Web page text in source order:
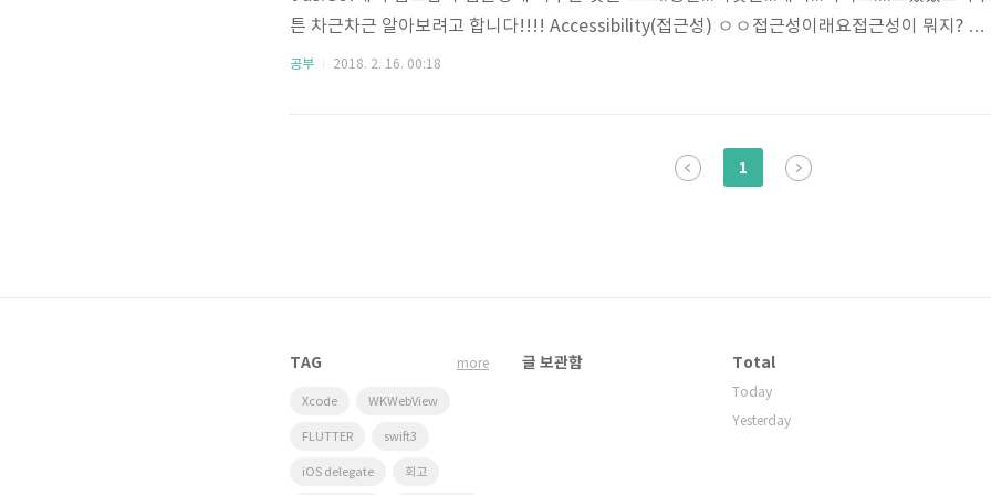
튼 차근차근 알아보려고 합니다!!!! Accessibility(접근성) ㅇㅇ접근성이래요접근성이 뭐지? 산
업 디자인, 사용자 인터페이스 디자인, 건축, 시스템 공학, 인간공학 등의 분야에서 쓰이는 용어
때 쓰이는 말이다. 접근성이 높다는 것은 이러한 제한 사항을 가진 사용자도 불편 없이 사용할 수
공부 2018. 2. 16. 00:18
1
TAG
Xcode WKWebView
FLUTTER swift3
iOS delegate 회고
more 글 보관함 Total
Today
Yesterday